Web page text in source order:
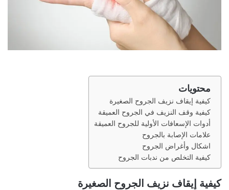
محتويات
كيفية إيقاف نزيف الجروح الصغيرة
كيفية وقف النزيف في الجروح العميقة
أدوات الإسعافات الأولية للجروح العميقة
علامات الإصابة بالجروح
اشكال وأغراض الجروح
كيفية التخلص من ندبات الجروح
كيفية إيقاف نزيف الجروح الصغيرة